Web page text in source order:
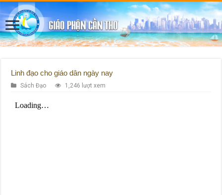
Linh đạo cho giáo dân ngày nay
Sách Đạo 1,246 lượt xem